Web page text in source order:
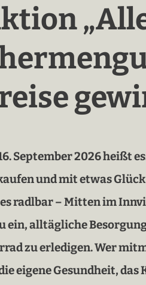
September 2026 heißt
und mit etwas
radlbar – Mitten im
ein, alltägliche
zu erledigen. Wer
eigene Gesundheit, das